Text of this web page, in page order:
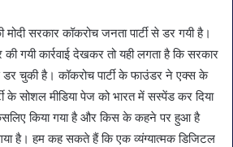
मोदी सरकार कॉकरोच जनता पार्टी से डर गयी है।
की गयी कार्रवाई देखकर तो यही लगता है कि सरकार
डर चुकी है। कॉकरोच पार्टी के फाउंडर ने एक्स के
के सोशल मीडिया पेज को भारत में सस्पेंड कर दिया
किया गया है और किस के कहने पर हुआ है
है। हम कह सकते हैं कि एक व्यंग्यात्मक डिजिटल